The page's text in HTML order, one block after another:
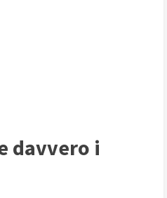
davvero i